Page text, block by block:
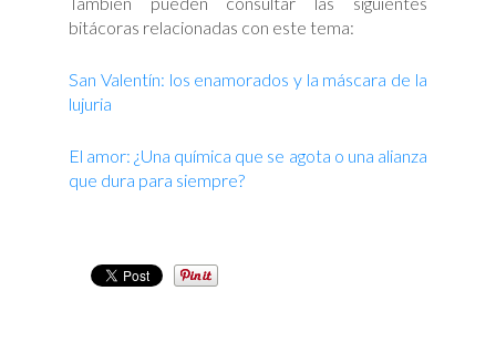
bitácoras relacionadas con este tema:
San Valentín: los enamorados y la máscara de la
lujuria
El amor: ¿Una química que se agota o una alianza
que dura para siempre?